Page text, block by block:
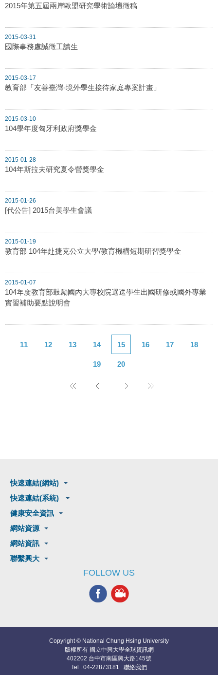
2015年第五屆兩岸歐盟研究學術論壇徵稿
2015-03-31
國際事務處誠徵工讀生
2015-03-17
教育部「友善臺灣-境外學生接待家庭專案計畫」
2015-03-10
104學年度匈牙利政府獎學金
2015-01-28
104年斯拉夫研究夏令營獎學金
2015-01-26
[代公告] 2015台美學生會議
2015-01-19
教育部 104年赴捷克公立大學/教育機構短期研習獎學金
2015-01-07
104年度教育部鼓勵國內大專校院選送學生出國研修或國外專業
實習補助要點說明會
11 12 13 14 15 16 17 18
19 20
快速連結(網站)
快速連結(系統)
健康安全資訊
網站資源
網站資訊
聯繫興大
FOLLOW US
Copyright © National Chung Hsing University
版權所有 國立中興大學全球資訊網
402202 台中市南區興大路145號
Tel : 04-22873181 聯絡我們